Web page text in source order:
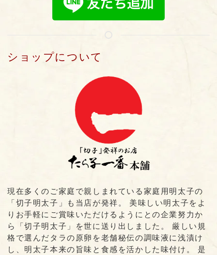
ショップについて
現在多くのご家庭で親しまれている家庭用明太子の
「切子明太子」も当店が発祥。 美味しい明太子をよ
りお手軽にご賞味いただけるようにとの企業努力か
ら「切子明太子」を世に送り出しました。 厳しい規
格で選んだタラの原卵を老舗秘伝の調味液に浅漬け
し、明太子本来の旨味と食感を活かした味付け。 是